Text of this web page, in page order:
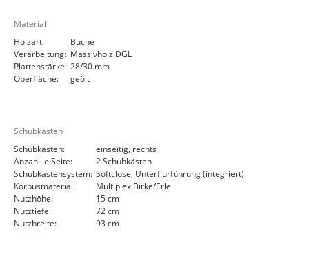
Material
Holzart:
Buche
Verarbeitung: Massivholz DGL
Plattenstärke: 28/30 mm
Oberfläche:
geölt
Schubkästen
Schubkästen:
einseitig, rechts
Anzahl je Seite:
2 Schubkästen
Schubkastensystem: Softclose, Unterflurführung (integriert)
Korpusmaterial:
Multiplex Birke/Erle
Nutzhöhe:
15 cm
Nutztiefe:
72 cm
Nutzbreite:
93 cm